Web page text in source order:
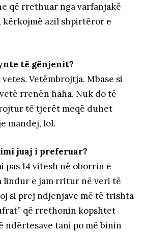
që rrethuar nga varfanjakë
kërkojmë azil shpirtëror e
të gënjenit?
Vetëmbrojtja. Mbase si
rrenën haha. Nuk do të
të tjerët meqë duhet
mandej, lol.
juaj i preferuar?
pas 14 vitesh në oborrin e
lindur e jam rritur në veri të
si prej ndjenjave më të trishta
që rrethonin kopshtet
ndërtesave tani po më binin